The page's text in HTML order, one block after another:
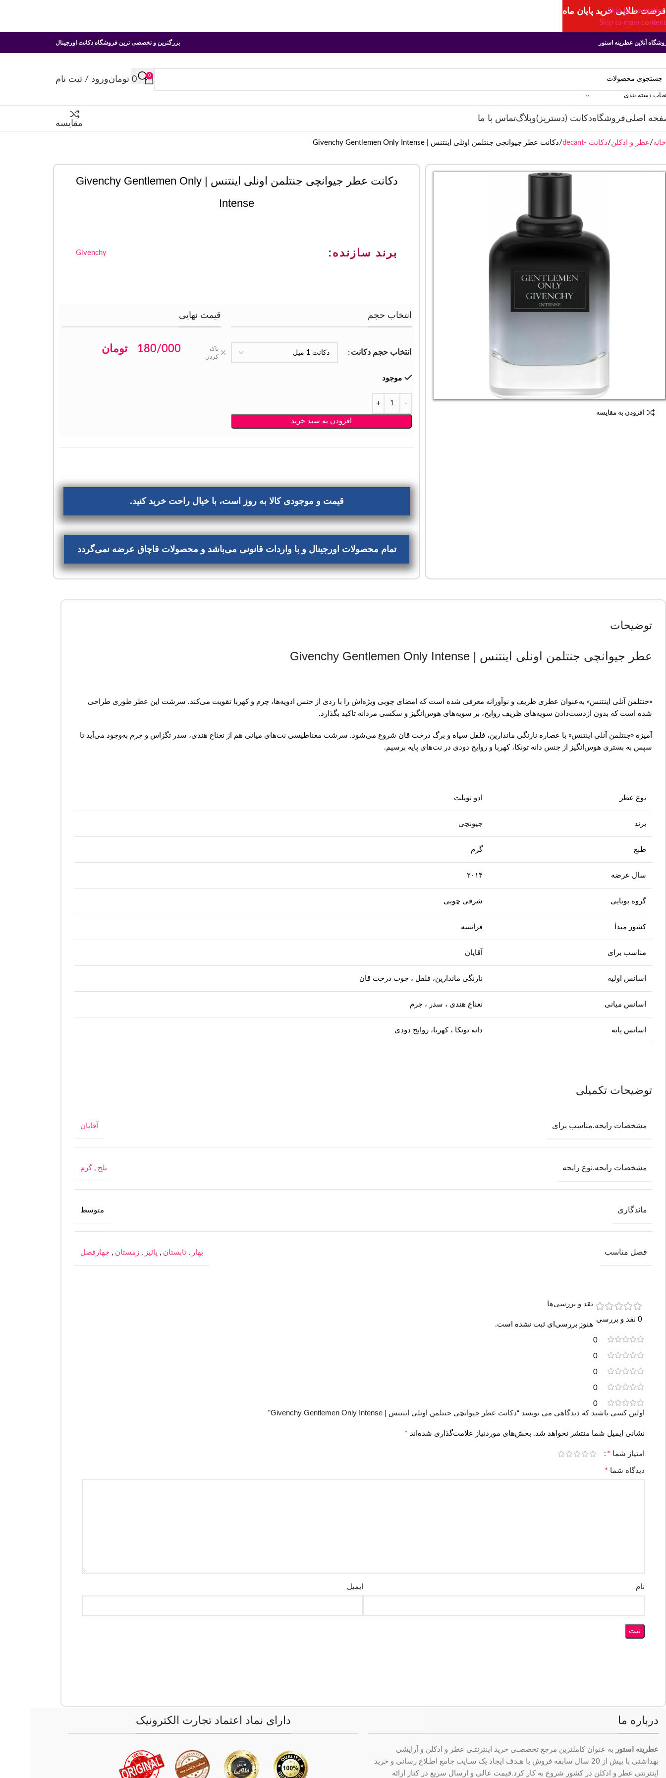
Skip to navigation
Skip to main content
آنلاین عطرینه استور بزرگترین و تخصصی ترین فروشگاه دکانت اورجینال
دسته بندی
0
0 تومانورود / ثبت نام
اصلیفروشگاهدکانت (دستریز)وبلاگتماس با ما
مقایسه
خانه عطر و ادکلن دکانت -decant دکانت عطر جیوانچی جنتلمن اونلی اینتنس | Givenchy Gentlemen Only Intense
افزودن به مقایسه
دکانت عطر جیوانچی جنتلمن اونلی اینتنس | Givenchy Gentlemen Only
Intense
برند سازنده: Givenchy
انتخاب حجم
انتخاب حجم دکانت
پاک
کردن
موجود
افزودن به سبد خرید
قیمت نهایی
180/000 تومان
قیمت و موجودی کالا به روز است، با خیال راحت خرید کنید.
تمام محصولات اورجینال و با واردات قانونی می‌باشد و محصولات قاچاق عرضه نمی‌گردد
توضیحات
عطر جیوانچی جنتلمن اونلی اینتنس | Givenchy Gentlemen Only Intense
«جنتلمن آنلی اینتنس» به‌عنوان عطری ظریف و نوآورانه معرفی شده است که امضای چوبی ویژه‌اش را با ردی از جنس ادویه‌ها، چرم و کهربا تقویت می‌کند. سرشت این عطر طوری طراحی
شده است که بدون ازدست‌دادن سویه‌های ظریف روایح، بر سویه‌های هوس‌انگیز و سکسی مردانه تاکید بگذارد.
آمیزه «جنتلمن آنلی اینتنس» با عصاره نارنگی ماندارین، فلفل سیاه و برگ درخت قان شروع می‌شود. سرشت مغناطیسی نت‌های میانی هم از نعناع هندی، سدر تگزاس و چرم به‌وجود می‌آید تا
سپس به بستری هوس‌انگیز از جنس دانه تونکا، کهربا و روایح دودی در نت‌های پایه برسیم.
نوع عطر ادو تویلت
برند جیونچی
طبع گرم
سال عرضه ۲۰۱۴
گروه بویایی شرقی چوبی
کشور مبدأ فرانسه
مناسب برای آقایان
اسانس اولیه نارنگی ماندارین، فلفل ، چوب درخت قان
اسانس میانی نعناع هندی ، سدر ، چرم
اسانس پایه دانه تونکا ، کهربا، روایح دودی
توضیحات تکمیلی
مشخصات رایحه.مناسب برای آقایان
مشخصات رایحه.نوع رایحه تلخ , گرم
ماندگاری متوسط
فصل مناسب بهار , تابستان , پائیز , زمستان , چهارفصل
0 نقد و بررسی
0
0
0
0
0
نقد و بررسی‌ها
هنوز بررسی‌ای ثبت نشده است.
اولین کسی باشید که دیدگاهی می نویسد “دکانت عطر جیوانچی جنتلمن اونلی اینتنس | Givenchy Gentlemen Only Intense”
نشانی ایمیل شما منتشر نخواهد شد. بخش‌های موردنیاز علامت‌گذاری شده‌اند *
امتیاز شما *
دیدگاه شما *
نام ایمیل
درباره ما
عطرینه استور به عنوان کاملترین مرجع تخصصـی خرید اینترنتـی عطر و ادکلن و آرایشی
بهداشتی با بیش از 20 سال سابقه فروش با هـدف ایجاد یک سـایت جامع اطـلاع رسانی و خرید
اینترنتی عطر و ادکلن در کشور شروع به کار کرد.قیمت عالی و ارسال سریع در کنار ارائه
دارای نماد اعتماد تجارت الکترونیک
فرصت طلایی خرید پایان ماه